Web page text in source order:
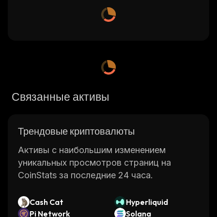
Связанные активы
Трендовые криптовалюты
Активы с наибольшим изменением
уникальных просмотров страниц на
CoinStats за последние 24 часа.
Cash Cat
Hyperliquid
Pi Network
Solana